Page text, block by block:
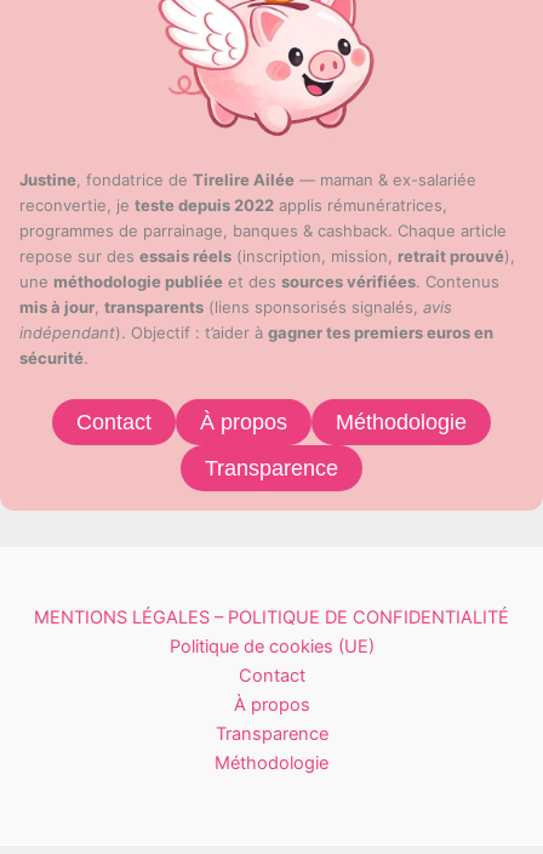
Justine, fondatrice de Tirelire Ailée — maman & ex-salariée
reconvertie, je teste depuis 2022 applis rémunératrices,
programmes de parrainage, banques & cashback. Chaque article
repose sur des essais réels (inscription, mission, retrait prouvé),
une méthodologie publiée et des sources vérifiées. Contenus
mis à jour, transparents (liens sponsorisés signalés, avis
indépendant). Objectif : t’aider à gagner tes premiers euros en
sécurité.
Contact À propos
Méthodologie
Transparence
MENTIONS LÉGALES – POLITIQUE DE CONFIDENTIALITÉ
Politique de cookies (UE)
Contact
À propos
Transparence
Méthodologie